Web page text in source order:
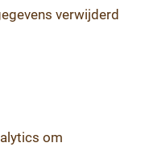
verwijderd
om